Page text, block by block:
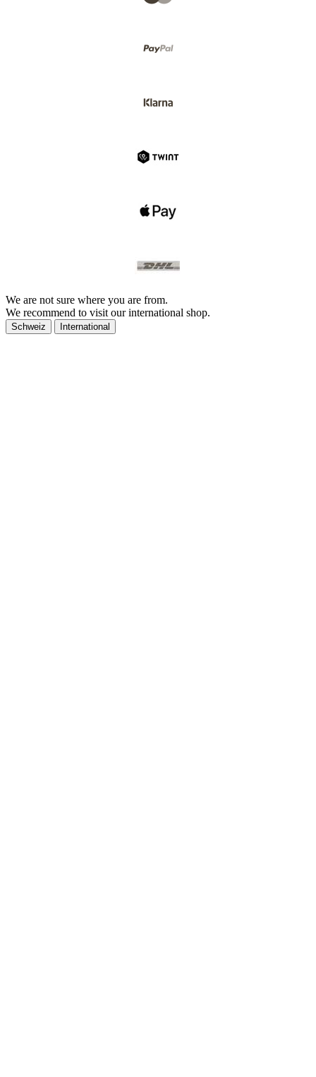
We are not sure where you are from.
We recommend to visit our international shop.
Schweiz International